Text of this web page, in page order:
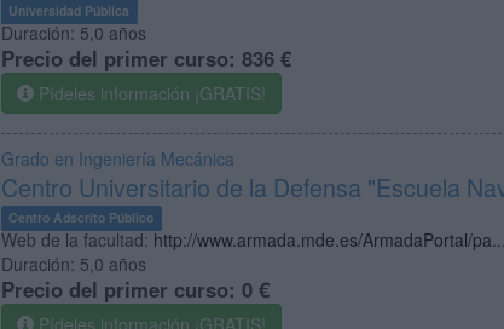
Universidad Pública
Duración: 5,0 años
Precio del primer curso: 836 €
Pídeles información ¡GRATIS!
Grado en Ingeniería Mecánica
Centro Universitario de la Defensa "Escuela
Centro Adscrito Público
Web de la facultad: http://www.armada.mde.es/ArmadaPortal/pa...
Duración: 5,0 años
Precio del primer curso: 0 €